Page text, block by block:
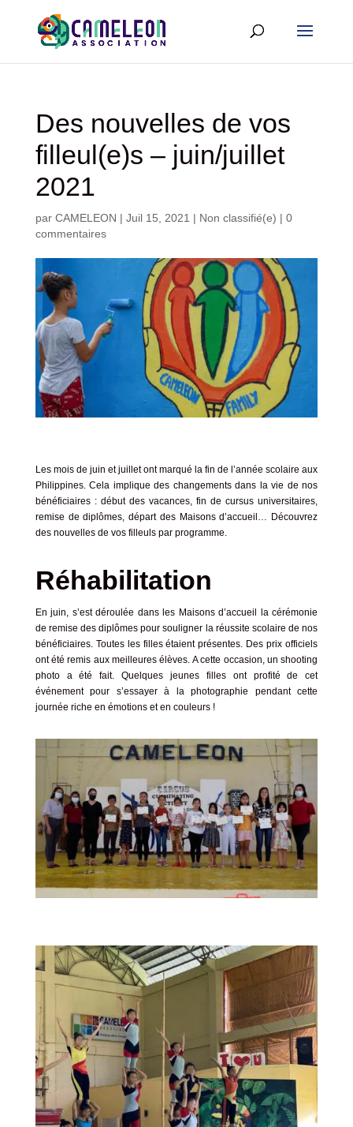
Des nouvelles de vos
filleul(e)s – juin/juillet
2021
par CAMELEON | Juil 15, 2021 | Non classifié(e) | 0
commentaires
Les mois de juin et juillet ont marqué la fin de l’année scolaire aux
Philippines. Cela implique des changements dans la vie de nos
bénéficiaires : début des vacances, fin de cursus universitaires,
remise de diplômes, départ des Maisons d’accueil… Découvrez
des nouvelles de vos filleuls par programme.
Réhabilitation
En juin, s’est déroulée dans les Maisons d’accueil la cérémonie
de remise des diplômes pour souligner la réussite scolaire de nos
bénéficiaires. Toutes les filles étaient présentes. Des prix officiels
ont été remis aux meilleures élèves. A cette occasion, un shooting
photo a été fait. Quelques jeunes filles ont profité de cet
événement pour s’essayer à la photographie pendant cette
journée riche en émotions et en couleurs !